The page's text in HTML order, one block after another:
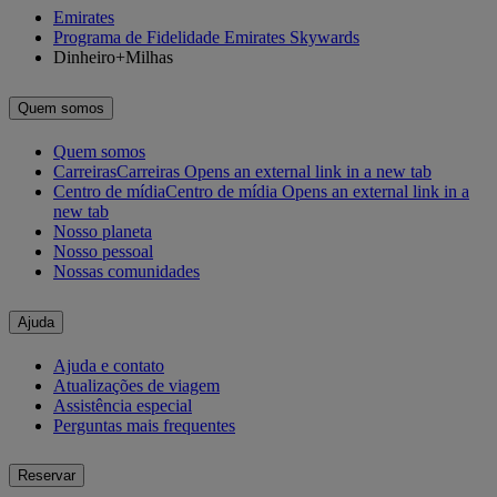
Emirates
Programa de Fidelidade Emirates Skywards
Dinheiro+Milhas
Quem somos
Quem somos
CarreirasCarreiras Opens an external link in a new tab
Centro de mídiaCentro de mídia Opens an external link in a
new tab
Nosso planeta
Nosso pessoal
Nossas comunidades
Ajuda
Ajuda e contato
Atualizações de viagem
Assistência especial
Perguntas mais frequentes
Reservar